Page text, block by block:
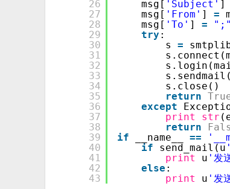
26
27
28
29
30
31
32
33
34
35
36
37
38
39
40
41
42
43
msg[ 'Subject' ]
msg[ 'From' ] =
msg[ 'To' ] = ";"
try :
s =
s.close()
return
except
print
str
return
if
__name__ ==
if
send_mail(u
print
u '发
else :
print
u '发